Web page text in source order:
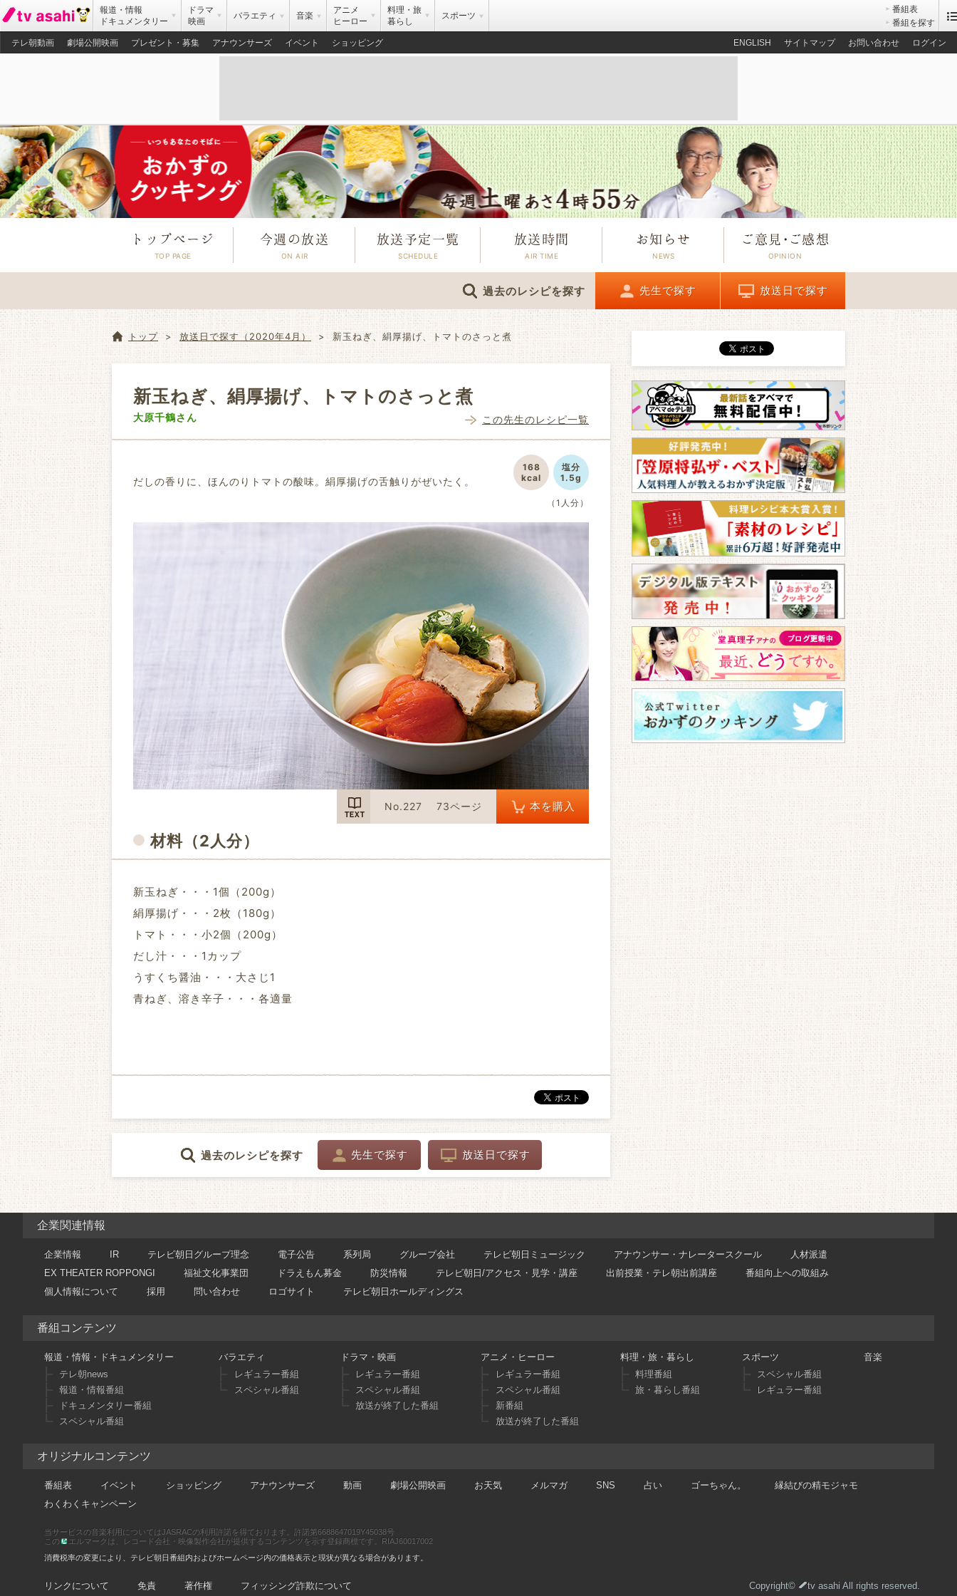
報道・情報
ドキュメンタリー
ドラマ
映画
バラエティ 音楽
アニメ
ヒーロー
料理・旅
暮らし
スポーツ
番組表
番組を探す
テレ朝動画
劇場公開映画 プレゼント・募集 アナウンサーズ イベント ショッピング ENGLISH サイトマップ お問い合わせ ログイン
トップページ 今週の放送 放送予定一覧 放送時間 お知らせ ご意見・ご感想
過去のレシピを探す 先生で探す 放送日で探す
トップ 放送日で探す（2020年4月） 新玉ねぎ、絹厚揚げ、トマトのさっと煮
新玉ねぎ、絹厚揚げ、トマトのさっと煮
大原千鶴さん この先生のレシピ一覧
だしの香りに、ほんのりトマトの酸味。絹厚揚げの舌触りがぜいたく。
168
kcal
塩分
1.5g
（1人分）
No.227
73ページ 本を購入
材料 （2人分）
新玉ねぎ・・・1個（200g）
絹厚揚げ・・・2枚（180g）
トマト・・・小2個（200g）
だし汁・・・1カップ
うすくち醤油・・・大さじ1
青ねぎ、溶き辛子・・・各適量
過去のレシピを探す 先生で探す 放送日で探す
企業関連情報
企業情報 IR テレビ朝日グループ理念 電子公告 系列局 グループ会社 テレビ朝日ミュージック アナウンサー・ナレータースクール
人材派遣
EX THEATER ROPPONGI
福祉文化事業団 ドラえもん募金 防災情報 テレビ朝日/アクセス・見学・講座 出前授業・テレ朝出前講座
番組向上への取組み
個人情報について
採用 問い合わせ ロゴサイト テレビ朝日ホールディングス
番組コンテンツ
報道・情報・ドキュメンタリー
テレ朝news
報道・情報番組
ドキュメンタリー番組
スペシャル番組
バラエティ
レギュラー番組
スペシャル番組
ドラマ・映画
レギュラー番組
スペシャル番組
放送が終了した番組
アニメ・ヒーロー
レギュラー番組
スペシャル番組
新番組
放送が終了した番組
料理・旅・暮らし
料理番組
旅・暮らし番組
スポーツ
スペシャル番組
レギュラー番組
音楽
オリジナルコンテンツ
番組表 イベント ショッピング アナウンサーズ 動画 劇場公開映画 お天気 メルマガ SNS 占い ゴーちゃん。
縁結びの精モジャモ
わくわくキャンペーン
当サービスの音楽利用についてはJASRACの利用許諾を得ております。許諾第6688647019Y45038号
この
エルマークは、レコード会社・映像製作会社が提供するコンテンツを示す登録商標です。RIAJ60017002
消費税率の変更により、テレビ朝日番組内およびホームページ内の価格表示と現状が異なる場合があります。
リンクについて 免責 著作権 フィッシング詐欺について Copyright© tv asahi All rights reserved.